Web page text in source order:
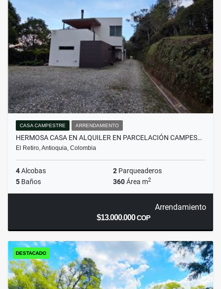
CASA CAMPESTRE ARRENDAMIENTO
HERMOSA CASA EN ALQUILER EN PARCELACIÓN CAMPES…
El Retiro, Antioquia, Colombia
4Alcobas 2 Parqueaderos
5 Baños 360Área m2
Arrendamiento
$13.000.000COP
DESTACADO